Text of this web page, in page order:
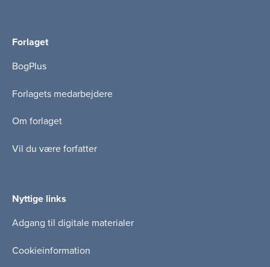
Forlaget
BogPlus
Forlagets medarbejdere
Om forlaget
Vil du være forfatter
Nyttige links
Adgang til digitale materialer
Cookieinformation